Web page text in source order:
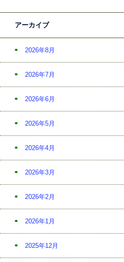
アーカイブ
2026年8月
2026年7月
2026年6月
2026年5月
2026年4月
2026年3月
2026年2月
2026年1月
2025年12月